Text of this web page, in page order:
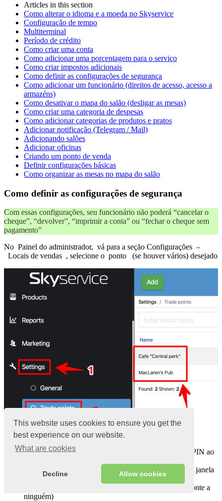
This website uses cookies to ensure you get the
best experience on our website.
What are cookies
Decline Allow cookies
Articles in this section
Como alterar o idioma e a moeda no Skyservice
Configuração de tempo
Multiterminal
Período de crédito
Como criar uma conta
Como adicionar uma porcentagem para o serviço
Como criar impostos adicionais
Como definir as configurações de segurança
Como adicionar um funcionário (direitos de acesso, acesso a
armazéns)
Como desativar o mapa do salão (desligar as mesas)
Como criar uma categoria de despesas
Como adicionar categorias de produtos e pratos
Adicionar notificação (Telegram / Mail)
Adicionando salões
Adicionar oficinas
Criando um ponto de venda
Definir configurações básicas
Como organizar as mesas no mapa do salão
Como definir as configurações de segurança
Com essas configurações, seu funcionário não poderá “cancelar o
cheque”, “devolver”, “imprimir a conta” ou “fechar o cheque sem
pagamento”
No Painel do administrador, vá para a seção Configurações –
Locais de vendas , selecione o ponto (se houver vários) desejado
Escolha se você precisa de uma solicitação de código PIN ao
Com a configuração ” Sim ” – o programa não exibe a janela
do cliente no pos-terminal
Digite uma senha exclusiva nas senhas mestras (não conte a
ninguém)